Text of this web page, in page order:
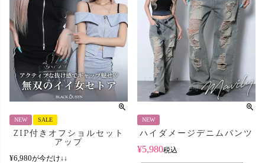
NEW SALE
ZIP付きオフショルセット
アップ
¥6,980が今だけ↓↓
NEW
ハイダメージデニムパンツ
¥5,980税込